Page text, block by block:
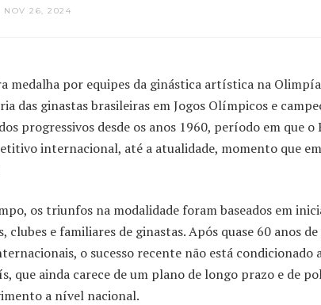
NOV 26, 2024
medalha por equipes da ginástica artística na
das ginastas brasileiras em Jogos Olímpicos e
progressivos desde os anos 1960, período em que o
internacional, até a atualidade, momento que
os triunfos na modalidade foram baseados em
e familiares de ginastas. Após quase 60 anos
o sucesso recente não está condicionado
que ainda carece de um plano de longo prazo e de
a nível nacional.